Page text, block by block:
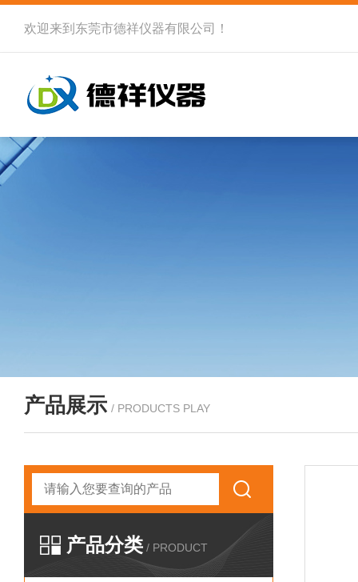
欢迎来到 东莞市德祥仪器有限公司 ！
产品展示 / PRODUCTS PLAY
产品分类 / PRODUCT